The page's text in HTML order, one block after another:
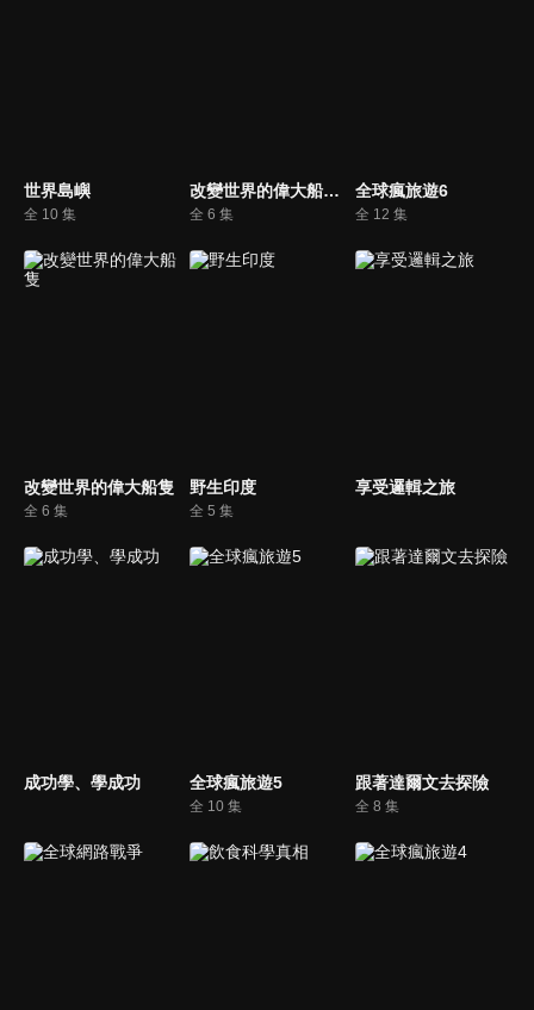
世界島嶼
全 10 集
改變世界的偉大船隻2
全 6 集
全球瘋旅遊6
全 12 集
改變世界的偉大船隻
全 6 集
野生印度
全 5 集
享受邏輯之旅
成功學、學成功 全球瘋旅遊5
全 10 集
跟著達爾文去探險
全 8 集